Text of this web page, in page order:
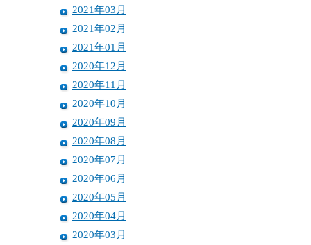
2021年03月
2021年02月
2021年01月
2020年12月
2020年11月
2020年10月
2020年09月
2020年08月
2020年07月
2020年06月
2020年05月
2020年04月
2020年03月